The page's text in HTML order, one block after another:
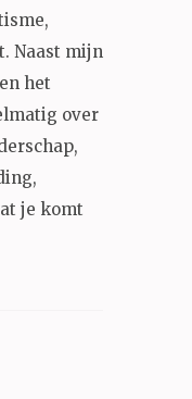
Naast mijn
het
over
je komt